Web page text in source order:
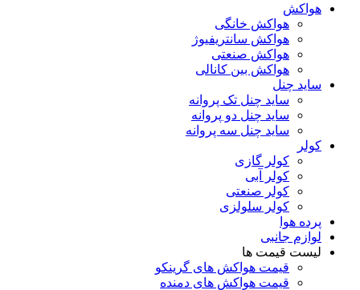
هواکش
هواکش خانگی
هواکش سانتریفیوژ
هواکش صنعتی
هواکش بین کانالی
ساید چنل
ساید چنل تک پروانه
ساید چنل دو پروانه
ساید چنل سه پروانه
کولر
کولر گازی
کولر آبی
کولر صنعتی
کولر سلولزی
پرده هوا
لوازم جانبی
لیست قیمت ها
قیمت هواکش های گرینکو
قیمت هواکش های دمنده